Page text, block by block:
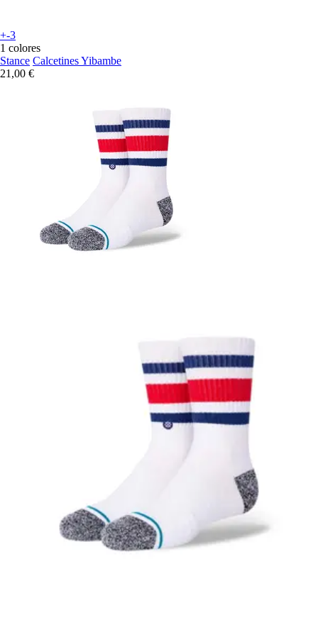
+-3
1 colores
Stance Calcetines Yibambe
21,00 €